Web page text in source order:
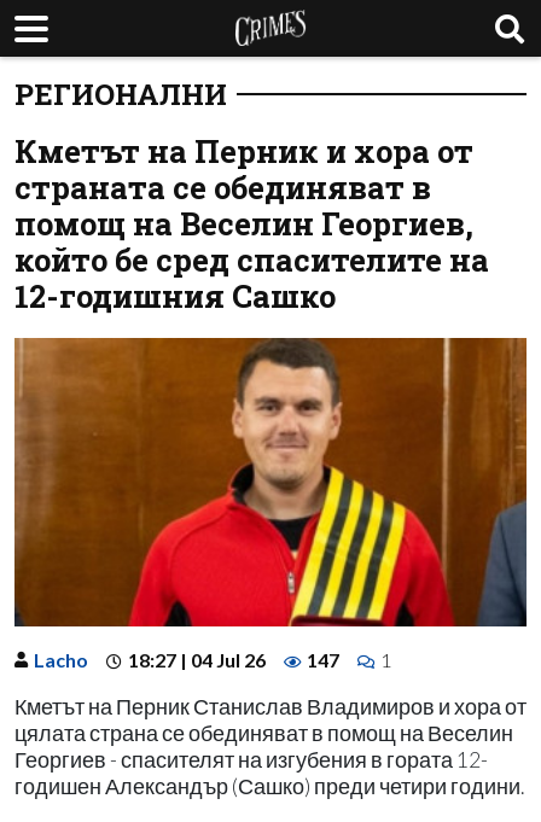
РЕГИОНАЛНИ
Кметът на Перник и хора от
страната се обединяват в
помощ на Веселин Георгиев,
който бе сред спасителите на
12-годишния Сашко
Lacho 18:27 | 04 Jul 26 147 1
Кметът на Перник Станислав Владимиров и хора от
цялата страна се обединяват в помощ на Веселин
Георгиев - спасителят на изгубения в гората 12-
годишен Александър (Сашко) преди четири години.